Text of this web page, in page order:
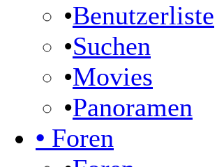
•Benutzerliste
•Suchen
•Movies
•Panoramen
• Foren